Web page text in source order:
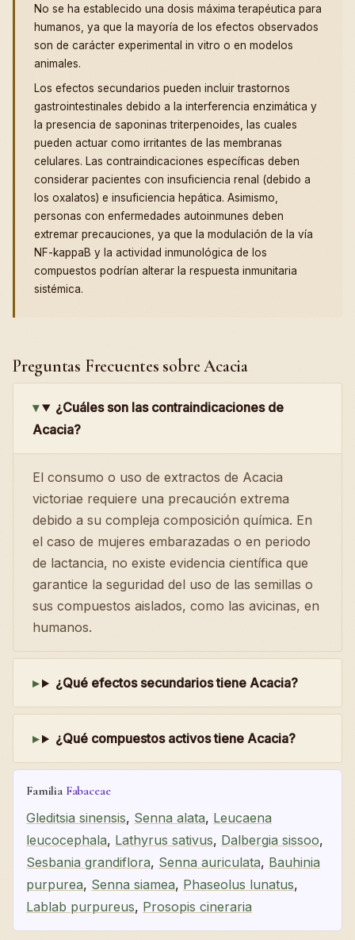
No se ha establecido una dosis máxima terapéutica para
humanos, ya que la mayoría de los efectos observados
son de carácter experimental in vitro o en modelos
animales.
Los efectos secundarios pueden incluir trastornos
gastrointestinales debido a la interferencia enzimática y
la presencia de saponinas triterpenoides, las cuales
pueden actuar como irritantes de las membranas
celulares. Las contraindicaciones específicas deben
considerar pacientes con insuficiencia renal (debido a
los oxalatos) e insuficiencia hepática. Asimismo,
personas con enfermedades autoinmunes deben
extremar precauciones, ya que la modulación de la vía
NF-kappaB y la actividad inmunológica de los
compuestos podrían alterar la respuesta inmunitaria
sistémica.
Preguntas Frecuentes sobre Acacia
¿Cuáles son las contraindicaciones de
Acacia?
El consumo o uso de extractos de Acacia
victoriae requiere una precaución extrema
debido a su compleja composición química. En
el caso de mujeres embarazadas o en periodo
de lactancia, no existe evidencia científica que
garantice la seguridad del uso de las semillas o
sus compuestos aislados, como las avicinas, en
humanos.
¿Qué efectos secundarios tiene Acacia?
¿Qué compuestos activos tiene Acacia?
Familia Fabaceae
Gleditsia sinensis, Senna alata, Leucaena
leucocephala, Lathyrus sativus, Dalbergia sissoo,
Sesbania grandiflora, Senna auriculata, Bauhinia
purpurea, Senna siamea, Phaseolus lunatus,
Lablab purpureus, Prosopis cineraria